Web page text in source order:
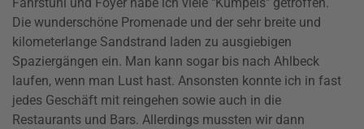
Die wunderschöne Promenade und der sehr breite und
kilometerlange Sandstrand laden zu ausgiebigen
Spaziergängen ein. Man kann sogar bis nach Ahlbeck
laufen, wenn man Lust hast. Ansonsten konnte ich in fast
jedes Geschäft mit reingehen sowie auch in die
Restaurants und Bars. Allerdings mussten wir dann